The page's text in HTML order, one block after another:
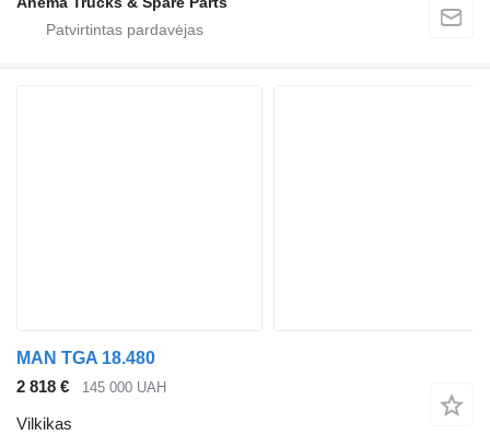
MAN TGA 18.480
2 818 €
145 000 UAH
Vilkikas